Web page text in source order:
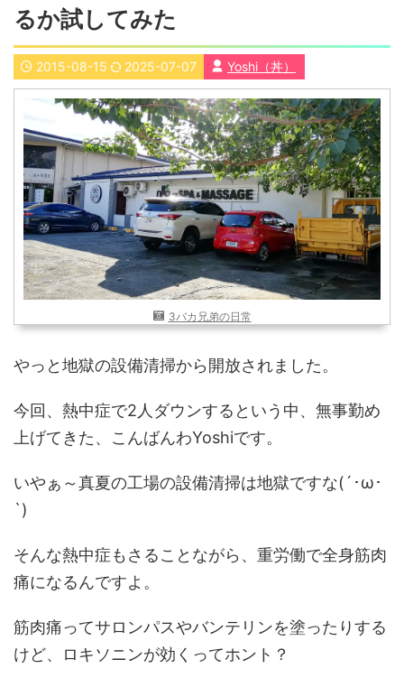
北海道・東北
近畿
世界一周ブログ
アフリカ
アジア
ヨーロッパ
中東
北・中南米
東南アジア
世界一周の準備
Web・ガジェット
スマホ・タブレット
PC・インターネット
ポケモンGO
AND OR
るか試してみた
2015-08-15 2025-07-07 Yoshi（丼）
3バカ兄弟の日常
やっと地獄の設備清掃から開放されました。
今回、熱中症で2人ダウンするという中、無事勤め
上げてきた、こんばんわYoshiです。
いやぁ～真夏の工場の設備清掃は地獄ですな(´･ω･
`)
そんな熱中症もさることながら、重労働で全身筋肉
痛になるんですよ。
筋肉痛ってサロンパスやバンテリンを塗ったりする
けど、ロキソニンが効くってホント？